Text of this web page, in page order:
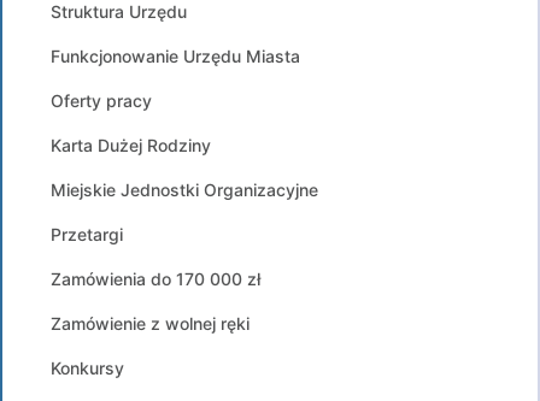
Struktura Urzędu
Funkcjonowanie Urzędu Miasta
Oferty pracy
Karta Dużej Rodziny
Miejskie Jednostki Organizacyjne
Przetargi
Zamówienia do 170 000 zł
Zamówienie z wolnej ręki
Konkursy